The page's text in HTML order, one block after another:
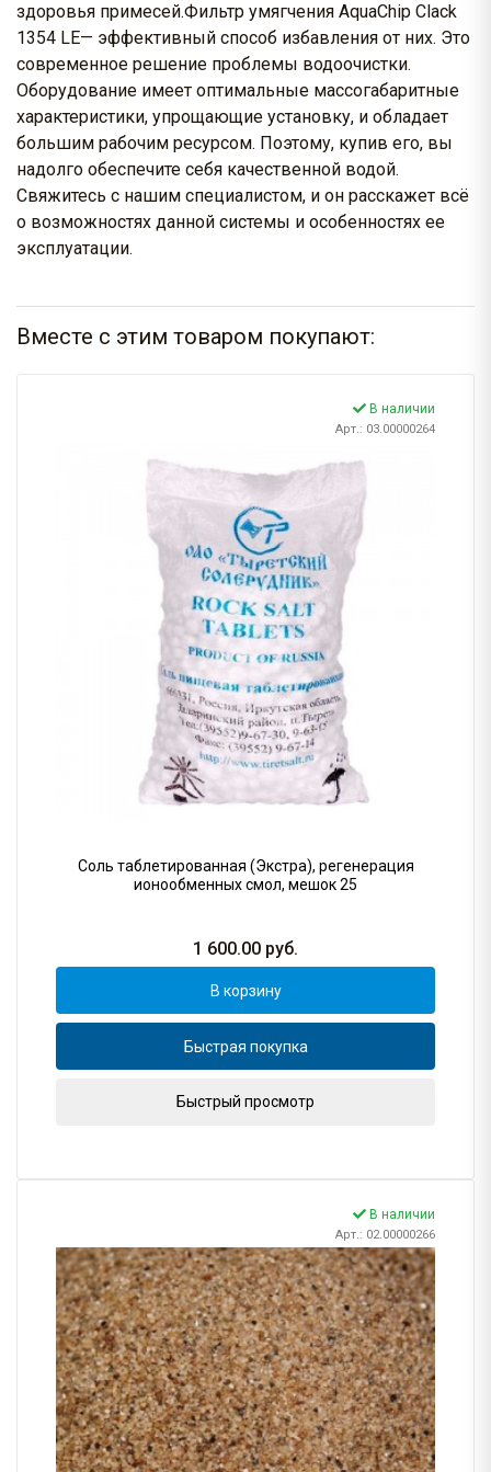
здоровья примесей.Фильтр умягчения AquaChip Clack
1354 LE— эффективный способ избавления от них. Это
современное решение проблемы водоочистки.
Оборудование имеет оптимальные массогабаритные
характеристики, упрощающие установку, и обладает
большим рабочим ресурсом. Поэтому, купив его, вы
надолго обеспечите себя качественной водой.
Свяжитесь с нашим специалистом, и он расскажет всё
о возможностях данной системы и особенностях ее
эксплуатации.
Вместе с этим товаром покупают:
В наличии
Арт.: 03.00000264
Соль таблетированная (Экстра), регенерация
ионообменных смол, мешок 25
1 600.00 руб.
В корзину
Быстрая покупка
Быстрый просмотр
В наличии
Арт.: 02.00000266